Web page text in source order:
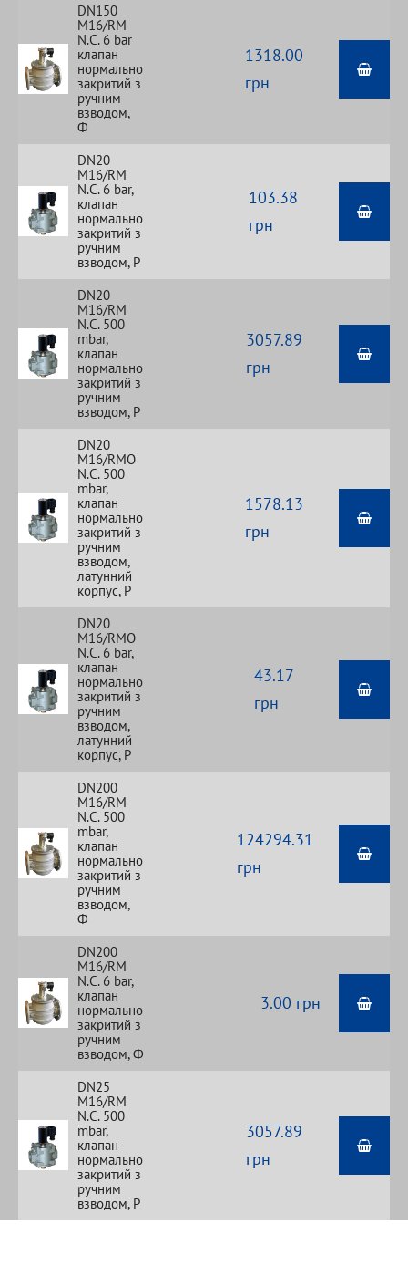
DN150
M16/RM
N.С. 6 bar
клапан
нормально
закритий з
ручним
взводом,
Ф
1318.00
грн
DN20
M16/RM
N.С. 6 bar,
клапан
нормально
закритий з
ручним
взводом, Р
103.38
грн
DN20
M16/RM
N.С. 500
mbar,
клапан
нормально
закритий з
ручним
взводом, Р
3057.89
грн
DN20
M16/RMO
N.С. 500
mbar,
клапан
нормально
закритий з
ручним
взводом,
латунний
корпус, Р
1578.13
грн
DN20
M16/RMO
N.С. 6 bar,
клапан
нормально
закритий з
ручним
взводом,
латунний
корпус, Р
43.17
грн
DN200
M16/RM
N.С. 500
mbar,
клапан
нормально
закритий з
ручним
взводом,
Ф
124294.31
грн
DN200
M16/RM
N.С. 6 bar,
клапан
нормально
закритий з
ручним
взводом, Ф
3.00 грн
DN25
M16/RM
N.С. 500
mbar,
клапан
нормально
закритий з
ручним
взводом, Р
3057.89
грн